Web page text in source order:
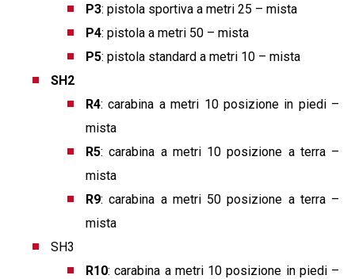
P3: pistola sportiva a metri 25 – mista
P4: pistola a metri 50 – mista
P5: pistola standard a metri 10 – mista
SH2
R4: carabina a metri 10 posizione in piedi –
mista
R5: carabina a metri 10 posizione a terra –
mista
R9: carabina a metri 50 posizione a terra –
mista
SH3
R10: carabina a metri 10 posizione in piedi –